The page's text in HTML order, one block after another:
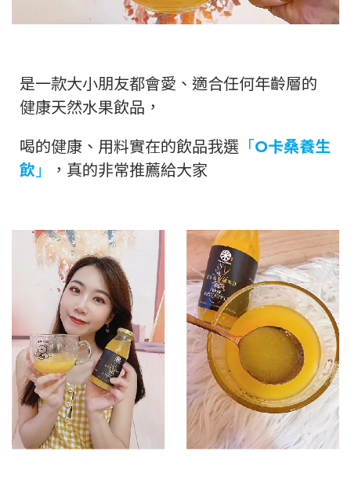
是一款大小朋友都會愛、適合任何年齡層的
健康天然水果飲品，
喝的健康、用料實在的飲品我選 「O卡桑養生
飲 」 ，真的非常推薦給大家